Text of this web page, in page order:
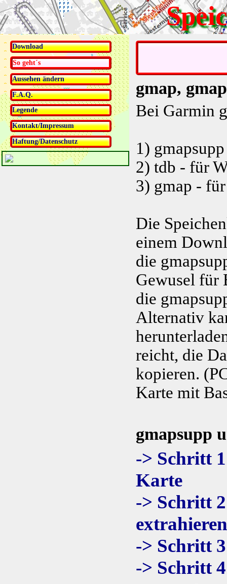
Download
So geht´s
Aussehen ändern
F.A.Q.
Legende
Kontakt/Impressum
Haftung/Datenschutz
gmap,
Bei Garmin
1)
2) tdb - für
3) gmap -
Die
einem
die
Gewusel für
die
Alternativ
reicht, die
kopieren.
Karte mit
gmapsupp
-> Schritt
Karte
-> Schritt
-> Schritt
-> Schritt